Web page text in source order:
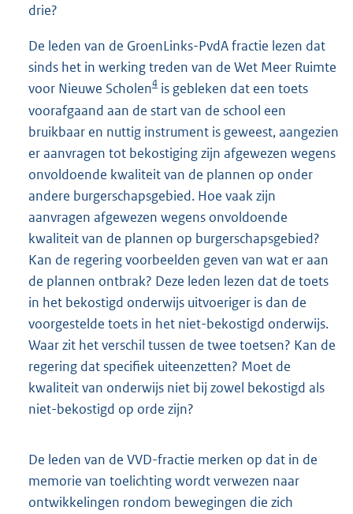
drie?
De leden van de GroenLinks-PvdA fractie lezen dat
sinds het in werking treden van de Wet Meer Ruimte
voor Nieuwe Scholen4 is gebleken dat een toets
voorafgaand aan de start van de school een
bruikbaar en nuttig instrument is geweest, aangezien
er aanvragen tot bekostiging zijn afgewezen wegens
onvoldoende kwaliteit van de plannen op onder
andere burgerschapsgebied. Hoe vaak zijn
aanvragen afgewezen wegens onvoldoende
kwaliteit van de plannen op burgerschapsgebied?
Kan de regering voorbeelden geven van wat er aan
de plannen ontbrak? Deze leden lezen dat de toets
in het bekostigd onderwijs uitvoeriger is dan de
voorgestelde toets in het niet-bekostigd onderwijs.
Waar zit het verschil tussen de twee toetsen? Kan de
regering dat specifiek uiteenzetten? Moet de
kwaliteit van onderwijs niet bij zowel bekostigd als
niet-bekostigd op orde zijn?
De leden van de VVD-fractie merken op dat in de
memorie van toelichting wordt verwezen naar
ontwikkelingen rondom bewegingen die zich